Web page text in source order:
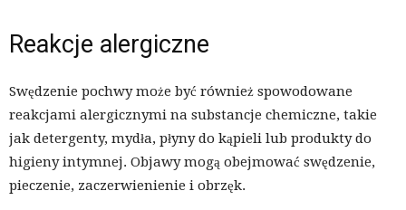
Reakcje alergiczne
Swędzenie pochwy może być również spowodowane
reakcjami alergicznymi na substancje chemiczne, takie
jak detergenty, mydła, płyny do kąpieli lub produkty do
higieny intymnej. Objawy mogą obejmować swędzenie,
pieczenie, zaczerwienienie i obrzęk.